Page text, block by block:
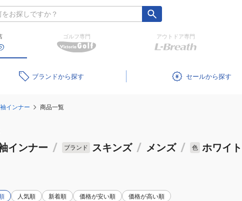
ゴルフ専門 アウトドア専門
ブランド セール
インナー 商品一覧
インナー / ブランド スキンズ / メンズ / 色 ホワイト
人気順 新着順 価格が安い順 価格が高い順